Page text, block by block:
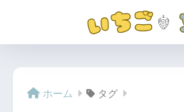
ホーム タグ